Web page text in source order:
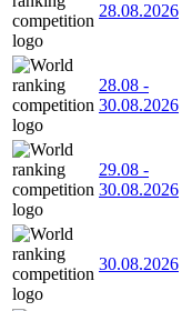
28.08.2026
28.08 -
30.08.2026
29.08 -
30.08.2026
30.08.2026